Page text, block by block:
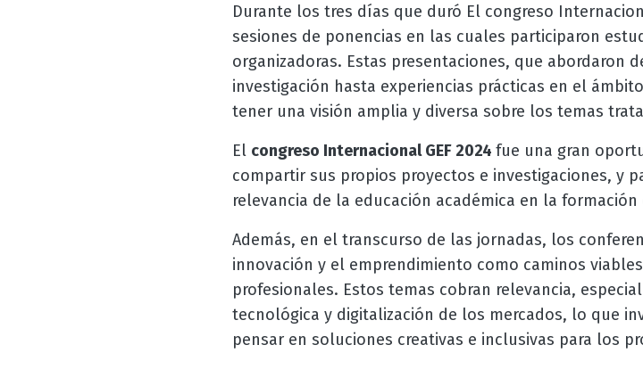
Durante los tres días que duró El congreso
sesiones de ponencias en las cuales participaron
organizadoras. Estas presentaciones, que abordaron
investigación hasta experiencias prácticas en el
tener una visión amplia y diversa sobre los temas
El congreso Internacional GEF 2024 fue una gran
compartir sus propios proyectos e investigaciones, y
relevancia de la educación académica en la
Además, en el transcurso de las jornadas, los
innovación y el emprendimiento como caminos
profesionales. Estos temas cobran relevancia,
tecnológica y digitalización de los mercados, lo que
pensar en soluciones creativas e inclusivas para los